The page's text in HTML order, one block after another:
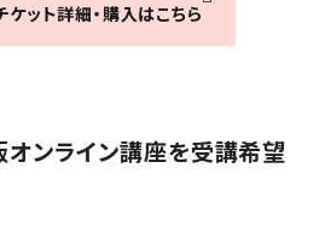
ット詳細・購入はこちら
ンライン講座を受講希望